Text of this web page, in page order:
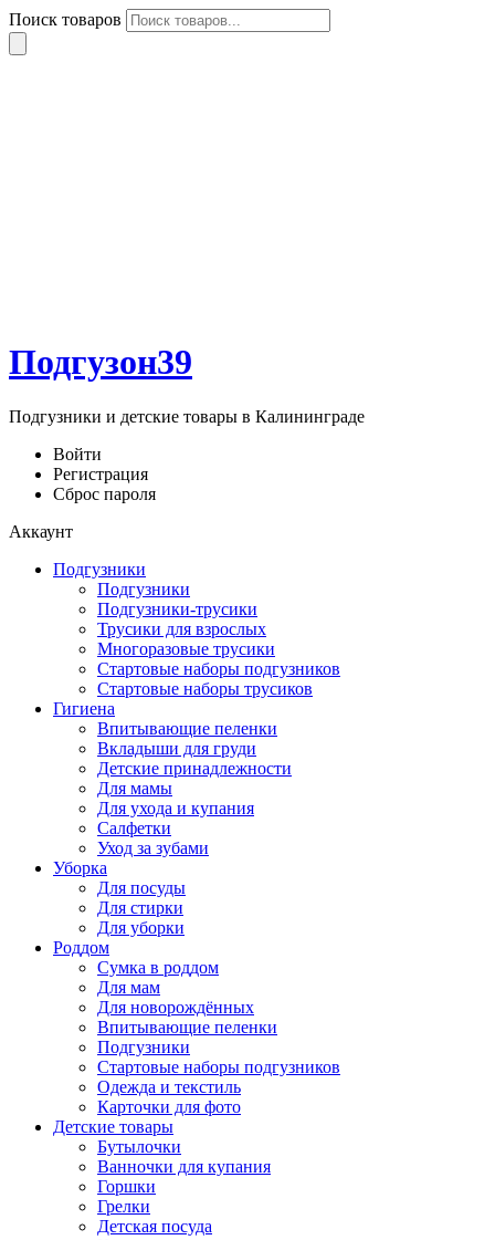
Поиск товаров
Подгузон39
Подгузники и детские товары в Калининграде
Войти
Регистрация
Сброс пароля
Аккаунт
Подгузники
Подгузники
Подгузники-трусики
Трусики для взрослых
Многоразовые трусики
Стартовые наборы подгузников
Стартовые наборы трусиков
Гигиена
Впитывающие пеленки
Вкладыши для груди
Детские принадлежности
Для мамы
Для ухода и купания
Салфетки
Уход за зубами
Уборка
Для посуды
Для стирки
Для уборки
Роддом
Сумка в роддом
Для мам
Для новорождённых
Впитывающие пеленки
Подгузники
Стартовые наборы подгузников
Одежда и текстиль
Карточки для фото
Детские товары
Бутылочки
Ванночки для купания
Горшки
Грелки
Детская посуда